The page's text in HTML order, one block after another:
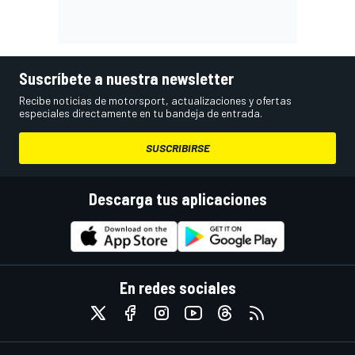
Suscríbete a nuestra newsletter
Recibe noticias de motorsport, actualizaciones y ofertas
especiales directamente en tu bandeja de entrada.
SUSCRIBIRSE
Descarga tus aplicaciones
En redes sociales